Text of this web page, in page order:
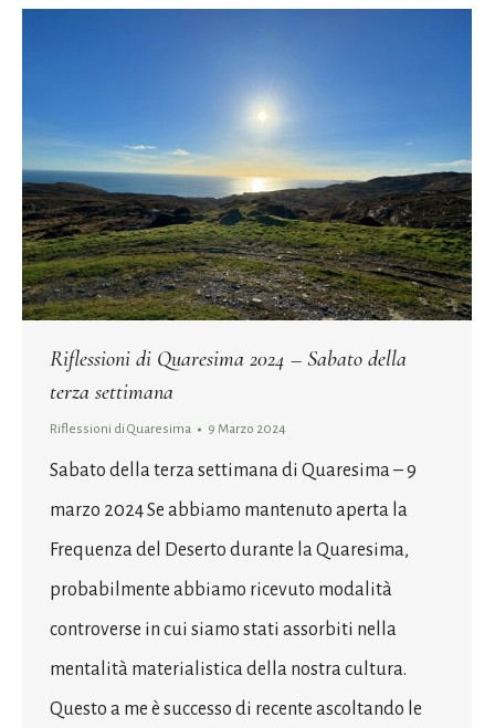
Riflessioni di Quaresima 2024 – Sabato della
terza settimana
Riflessioni di Quaresima 9 Marzo 2024
Sabato della terza settimana di Quaresima – 9
marzo 2024 Se abbiamo mantenuto aperta la
Frequenza del Deserto durante la Quaresima,
probabilmente abbiamo ricevuto modalità
controverse in cui siamo stati assorbiti nella
mentalità materialistica della nostra cultura.
Questo a me è successo di recente ascoltando le